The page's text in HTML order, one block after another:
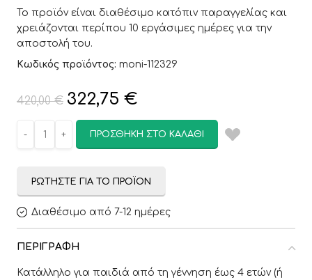
Το προϊόν είναι διαθέσιμο κατόπιν παραγγελίας και
χρειάζονται περίπου 10 εργάσιμες ημέρες για την
αποστολή του.
Κωδικός προϊόντος: moni-112329
420,00€ 322,75 €
ΠΡΟΣΘΉΚΗ ΣΤΟ ΚΑΛΆΘΙ
ΡΩΤΉΣΤΕ ΓΙΑ ΤΟ ΠΡΟΪΌΝ
Διαθέσιμο από 7-12 ημέρες
ΠΕΡΙΓΡΑΦΉ
Κατάλληλο για παιδιά από τη γέννηση έως 4 ετών (ή